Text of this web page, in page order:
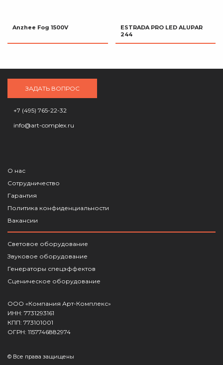
Anzhee Fog 1500V
ESTRADA PRO LED ALUPAR
244
ЗАДАТЬ ВОПРОС
+7 (495) 765-22-32
info@art-complex.ru
О нас
Сотрудничество
Гарантия
Политика конфиденциальности
Вакансии
Световое оборудование
Звуковое оборудование
Генераторы спецэффектов
Сценическое оборудование
ООО «Компания Арт-Комплекс»
ИНН: 7731293161
КПП: 773101001
ОГРН: 1157746882974
© Все права защищены